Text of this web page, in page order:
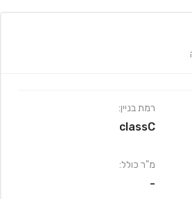
רמת בניין:
classC
מ"ר כולל:
-